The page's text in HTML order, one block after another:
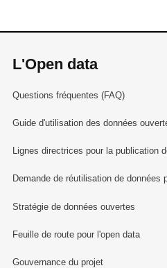
L'Open data
Questions fréquentes (FAQ)
Guide d'utilisation des données
Lignes directrices pour la publication
Demande de réutilisation de données
Stratégie de données ouvertes
Feuille de route pour l'open data
Gouvernance du projet